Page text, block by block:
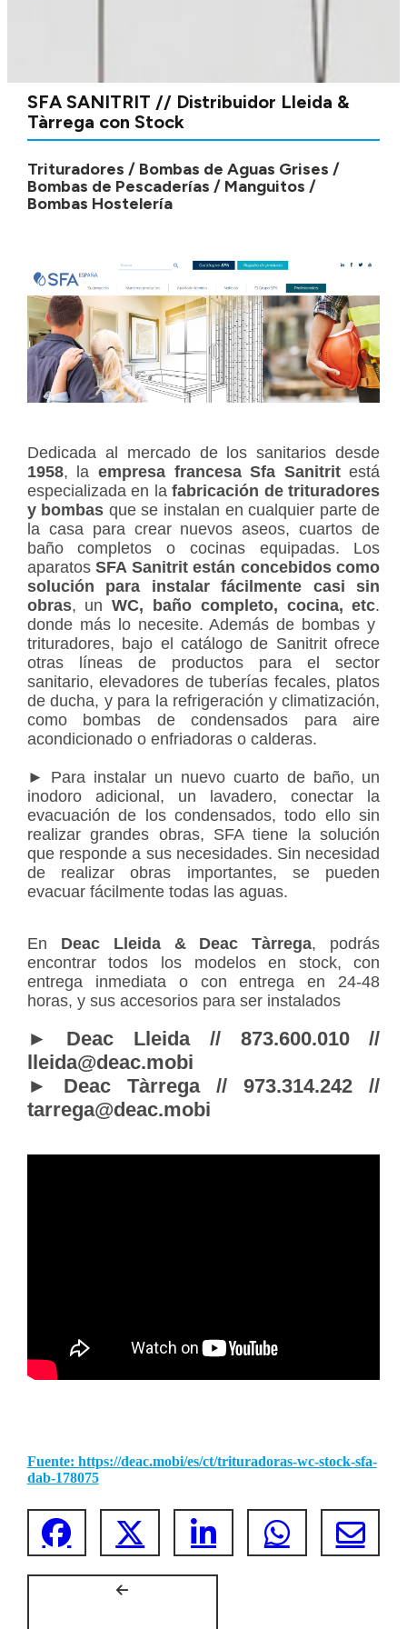
SFA SANITRIT // Distribuidor Lleida &
Tàrrega con Stock
Trituradores / Bombas de Aguas Grises /
Bombas de Pescaderías / Manguitos /
Bombas Hostelería
Dedicada al mercado de los sanitarios desde
1958, la empresa francesa Sfa Sanitritestá
especializada en la fabricación de trituradores
y bombas que se instalan en cualquier parte de
la casa para crear nuevos aseos, cuartos de
baño completos o cocinas equipadas. Los
aparatosSFA Sanitrit están concebidos como
solución para instalar fácilmente casi sin
obras, unWC, baño completo, cocina, etc.
donde más lo necesite. Además de bombas y
trituradores, bajo el catálogo de Sanitrit ofrece
otras líneas de productos para el sector
sanitario, elevadores de tuberías fecales, platos
de ducha, y para la refrigeración y climatización,
como bombas de condensados para aire
acondicionado o enfriadoras o calderas.
► Para instalar un nuevo cuarto de baño, un
inodoro adicional, un lavadero, conectar la
evacuación de los condensados, todo ello sin
realizar grandes obras, SFA tiene la solución
que responde a sus necesidades. Sin necesidad
de realizar obras importantes, se pueden
evacuar fácilmente todas las aguas.
En Deac Lleida & Deac Tàrrega, podrás
encontrar todos los modelos en stock, con
entrega inmediata o con entrega en 24-48
horas, y sus accesorios para ser instalados
► Deac Lleida // 873.600.010 //
lleida@deac.mobi
► Deac Tàrrega // ​​​​973.314.242 //
tarrega@deac.mobi
Fuente: https://deac.mobi/es/ct/trituradoras-wc-stock-sfa-
dab-178075